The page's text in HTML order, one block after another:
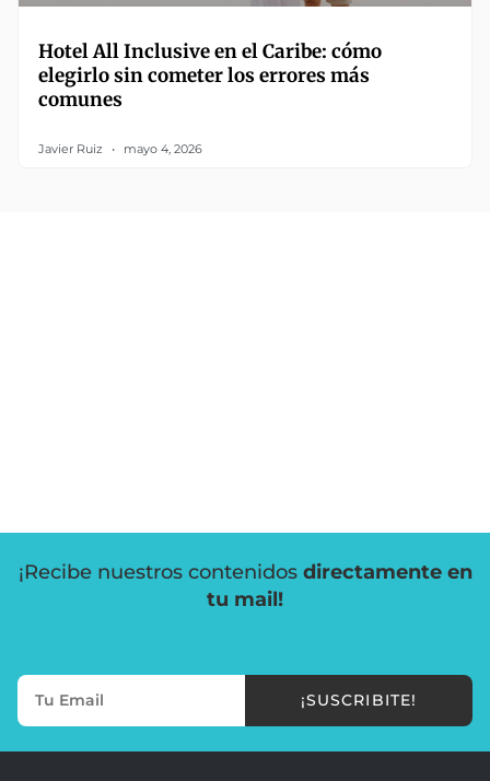
Hotel All Inclusive en el Caribe: cómo
elegirlo sin cometer los errores más
comunes
Javier Ruiz mayo 4, 2026
¡Recibe nuestros contenidos directamente en
tu mail!
¡SUSCRIBITE!